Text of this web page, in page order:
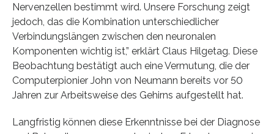
Nervenzellen bestimmt wird. Unsere Forschung zeigt
jedoch, das die Kombination unterschiedlicher
Verbindungslängen zwischen den neuronalen
Komponenten wichtig ist,” erklärt Claus Hilgetag. Diese
Beobachtung bestätigt auch eine Vermutung, die der
Computerpionier John von Neumann bereits vor 50
Jahren zur Arbeitsweise des Gehirns aufgestellt hat.
Langfristig können diese Erkenntnisse bei der Diagnose